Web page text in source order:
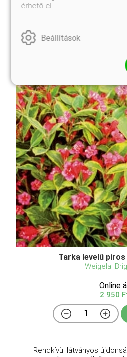
fajtája. Nevét a hajnali
Tarka levelű
Weigela
Online
2 950
Rendkívül látványos
érhető el.
Beállítások